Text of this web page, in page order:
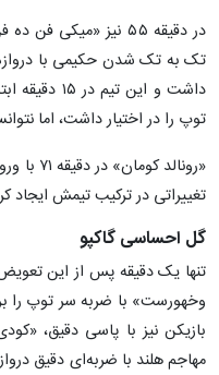
در دقیقه ۵۵ نیز
تک به تک شدن حکیمی با
توپ را در اختیار داشت، اما
تغییراتی در ترکیب تیمش ایجاد
گل احساسی گاکپو
وخهورست» با ضربه سر توپ را
بازیکن نیز با پاسی دقیق،
مهاجم هلند با ضربه‌ای دقیق